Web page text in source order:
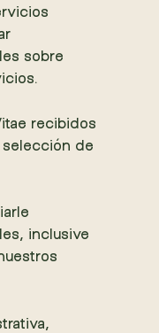
sobre
recibidos
de
inclusive